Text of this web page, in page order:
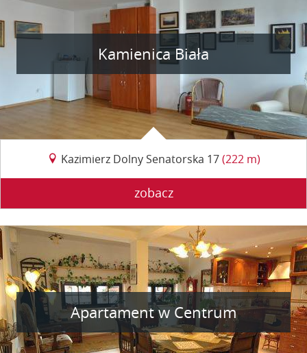
Kamienica Biała
Kazimierz Dolny Senatorska 17(222 m)
zobacz
Apartament w Centrum